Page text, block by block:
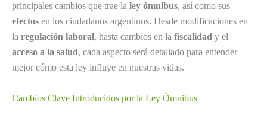
principales cambios que trae la ley ómnibus, así como sus
efectos en los ciudadanos argentinos. Desde modificaciones en
la regulación laboral, hasta cambios en la fiscalidad y el
acceso a la salud, cada aspecto será detallado para entender
mejor cómo esta ley influye en nuestras vidas.
Cambios Clave Introducidos por la Ley Ómnibus